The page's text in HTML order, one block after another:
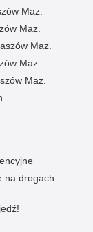
Maz.
Maz.
Maz.
Maz.
Maz.
na drogach